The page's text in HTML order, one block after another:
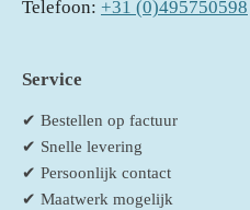
Telefoon: +31 (0)495750598
Service
✔ Bestellen op factuur
✔ Snelle levering
✔ Persoonlijk contact
✔ Maatwerk mogelijk